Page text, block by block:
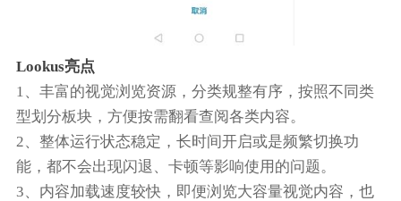
Lookus亮点
1、丰富的视觉浏览资源，分类规整有序，按照不同类
型划分板块，方便按需翻看查阅各类内容。
2、整体运行状态稳定，长时间开启或是频繁切换功
能，都不会出现闪退、卡顿等影响使用的问题。
3、内容加载速度较快，即便浏览大容量视觉内容，也